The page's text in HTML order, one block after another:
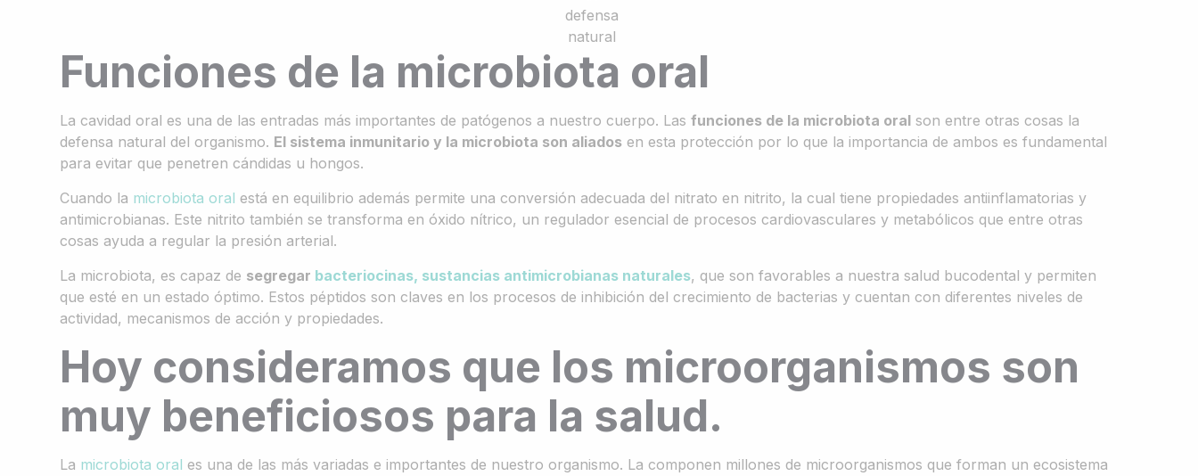
defensa
natural
Funciones de la microbiota oral
La cavidad oral es una de las entradas más importantes de patógenos a nuestro cuerpo. Las funciones de la microbiota oralson entre otras cosas la
defensa natural del organismo. El sistema inmunitario y la microbiota son aliadosen esta protección por lo que la importancia de ambos es fundamental
para evitar que penetren cándidas u hongos.
Cuando la microbiota oral está en equilibrio además permite una conversión adecuada del nitrato en nitrito, la cual tiene propiedades antiinflamatorias y
antimicrobianas. Este nitrito también se transforma en óxido nítrico, un regulador esencial de procesos cardiovasculares y metabólicos que entre otras
cosas ayuda a regular la presión arterial.
La microbiota, es capaz de segregar bacteriocinas, sustancias antimicrobianas naturales, que son favorables a nuestra salud bucodental y permiten
que esté en un estado óptimo. Estos péptidos son claves en los procesos de inhibición del crecimiento de bacterias y cuentan con diferentes niveles de
actividad, mecanismos de acción y propiedades.
Hoy consideramos que los microorganismos son
muy beneficiosos para la salud.
La microbiota oral es una de las más variadas e importantes de nuestro organismo. La componen millones de microorganismos que forman un ecosistema